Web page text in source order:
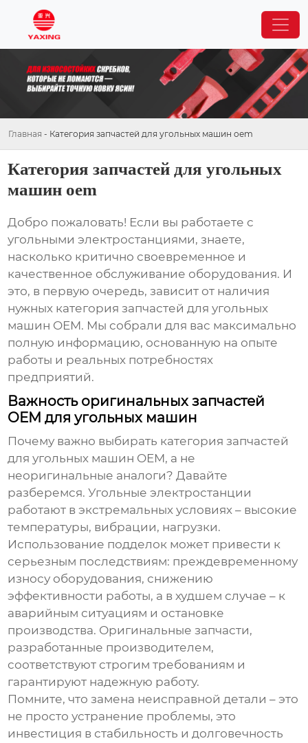
Главная - Категория запчастей для угольных машин oem
Категория запчастей для угольных
машин oem
Добро пожаловать! Если вы работаете с
угольными электростанциями, знаете,
насколько критично своевременное и
качественное обслуживание оборудования. И
это, в первую очередь, зависит от наличия
нужных категория запчастей для угольных
машин OEM. Мы собрали для вас максимально
полную информацию, основанную на опыте
работы и реальных потребностях
предприятий.
Важность оригинальных запчастей
OEM для угольных машин
Почему важно выбирать категория запчастей
для угольных машин OEM, а не
неоригинальные аналоги? Давайте
разберемся. Угольные электростанции
работают в экстремальных условиях – высокие
температуры, вибрации, нагрузки.
Использование подделок может привести к
серьезным последствиям: преждевременному
износу оборудования, снижению
эффективности работы, а в худшем случае – к
аварийным ситуациям и остановке
производства. Оригинальные запчасти,
разработанные производителем,
соответствуют строгим требованиям и
гарантируют надежную работу.
Помните, что замена неисправной детали – это
не просто устранение проблемы, это
инвестиция в стабильность и долговечность